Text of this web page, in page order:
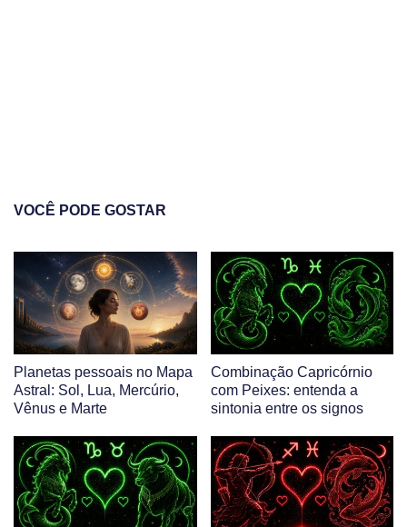
VOCÊ PODE GOSTAR
Planetas pessoais no Mapa
Astral: Sol, Lua, Mercúrio,
Vênus e Marte
Combinação Capricórnio
com Peixes: entenda a
sintonia entre os signos